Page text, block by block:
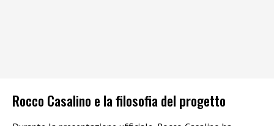
Rocco Casalino e la filosofia del progetto